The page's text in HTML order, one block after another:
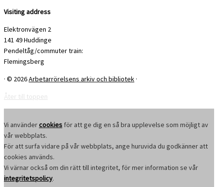
Visiting address
Elektronvägen 2
141 49 Huddinge
Pendeltåg/commuter train:
Flemingsberg
· © 2026Arbetarrörelsens arkiv och bibliotek ·
Åter till toppen
Vi användercookies för att ge dig en så bra upplevelse som möjligt av
vår webbplats.
För att surfa vidare på vår webbplats, ange huruvida du godkänner att
cookies används.
Vi värnar också om din rätt till integritet, för mer information se vår
integritetspolicy.